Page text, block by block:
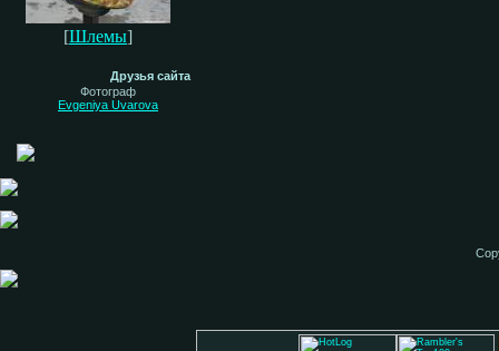
[Шлемы]
Друзья сайта
Фотограф
Evgeniya Uvarova